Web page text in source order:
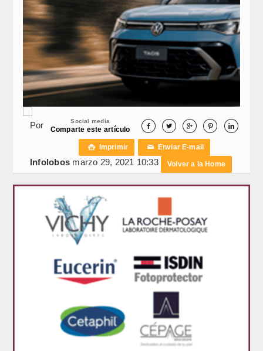
Social media
Comparte este artículo     
 Imprimir ✉ Enviar E-mail
Por
Infolobos marzo 29, 2021 10:33 Volver a la Home